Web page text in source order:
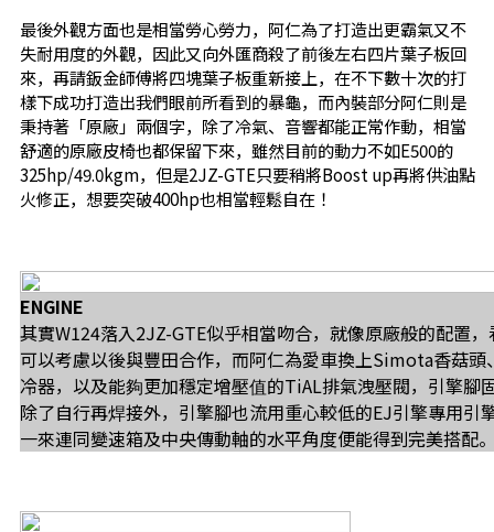
最後外觀方面也是相當勞心勞力，阿仁為了打造出更霸氣又不
失耐用度的外觀，因此又向外匯商殺了前後左右四片葉子板回
來，再請鈑金師傅將四塊葉子板重新接上，在不下數十次的打
樣下成功打造出我們眼前所看到的暴龜，而內裝部分阿仁則是
秉持著「原廠」兩個字，除了冷氣、音響都能正常作動，相當
舒適的原廠皮椅也都保留下來，雖然目前的動力不如E500的
325hp/49.0kgm，但是2JZ-GTE只要稍將Boost up再將供油點
火修正，想要突破400hp也相當輕鬆自在！
ENGINE
其實W124落入2JZ-GTE似乎相當吻合，就像原廠般的配置
可以考慮以後與豐田合作，而阿仁為愛車換上Simota香菇頭
冷器，以及能夠更加穩定增壓值的TiAL排氣洩壓閥，引擎腳
除了自行再焊接外，引擎腳也流用重心較低的EJ引擎專用引
一來連同變速箱及中央傳動軸的水平角度便能得到完美搭配